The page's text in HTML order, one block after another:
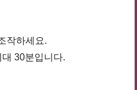
작하세요.
30분입니다.